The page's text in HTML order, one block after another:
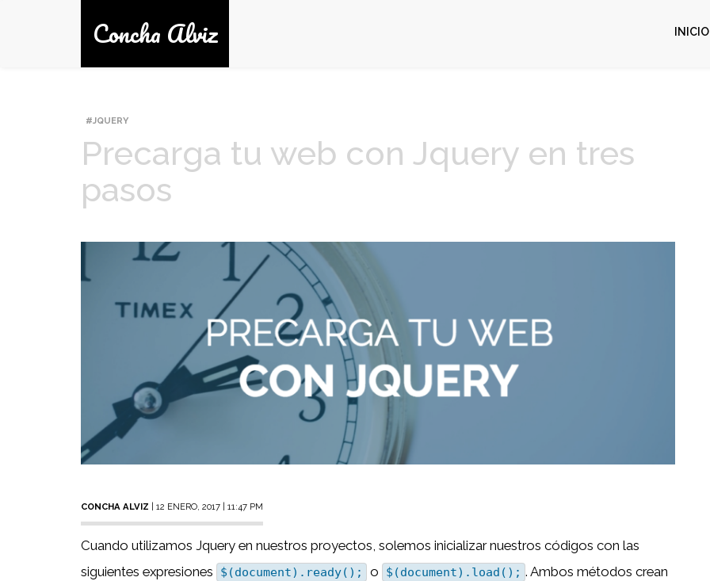
Concha Alviz INICIO
JQUERY
Precarga tu web con Jquery en tres
pasos
CONCHA ALVIZ | 12 ENERO, 2017 | 11:47 PM
Cuando utilizamos Jquery en nuestros proyectos, solemos inicializar nuestros códigos con las
siguientes expresiones
$(document).ready(); o $(document).load(); . Ambos métodos crean